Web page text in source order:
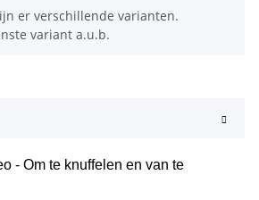
er verschillende varianten.
variant a.u.b.
- Om te knuffelen en van te